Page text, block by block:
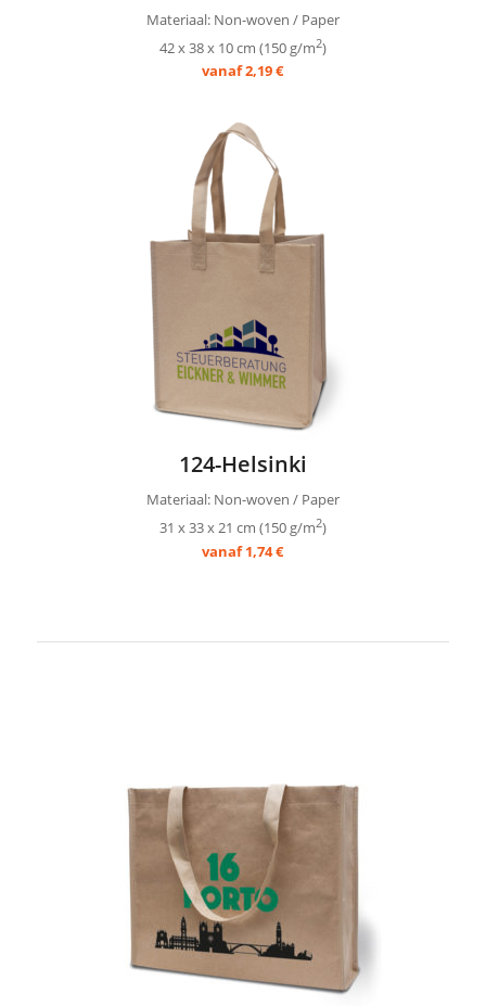
Materiaal: Non-woven / Paper
42 x 38 x 10 cm (150 g/m2)
vanaf 2,19 €
124-Helsinki
Materiaal: Non-woven / Paper
31 x 33 x 21 cm (150 g/m2)
vanaf 1,74 €